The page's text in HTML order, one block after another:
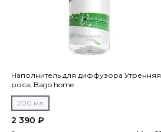
Наполнитель для диффузора Утренняя
роса, Bago home
200 мл
2 390 ₽